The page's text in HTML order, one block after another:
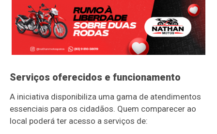
Serviços oferecidos e funcionamento
A iniciativa disponibiliza uma gama de atendimentos
essenciais para os cidadãos. Quem comparecer ao
local poderá ter acesso a serviços de: